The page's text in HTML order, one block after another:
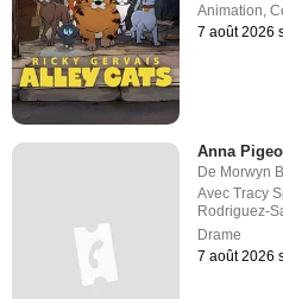
Animation,
7 août 2026
Anna
De Morwyn
AvecTracy
Rodriguez-
Drame
7 août 2026